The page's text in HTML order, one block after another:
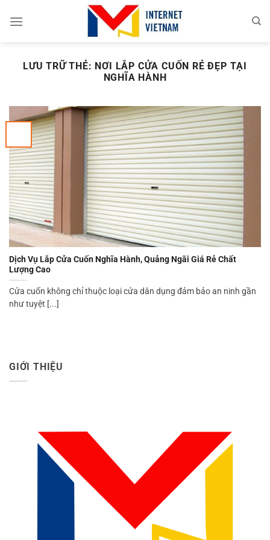
đến
LƯU TRỮ THẺ: NƠI LẮP CỬA CUỐN RẺ ĐẸP TẠI
NGHĨA HÀNH
Dịch Vụ Lắp Cửa Cuốn Nghĩa Hành, Quảng Ngãi Giá Rẻ Chất
Lượng Cao
Cửa cuốn không chỉ thuộc loại cửa dân dụng đảm bảo an ninh gần
như tuyệt [...]
GIỚI THIỆU